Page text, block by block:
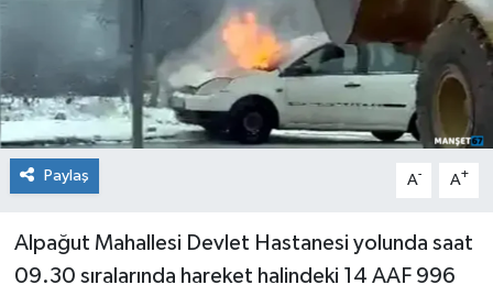
Paylaş A- A+
Alpağut Mahallesi Devlet Hastanesi yolunda saat
09.30 sıralarında hareket halindeki 14 AAF 996
Röportaj
Teknoloji